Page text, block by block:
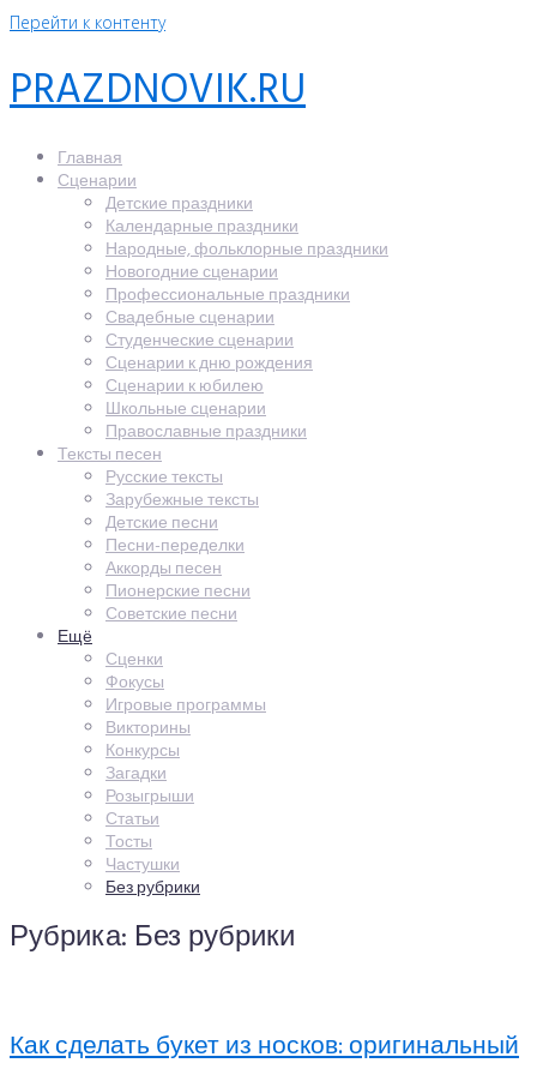
Перейти к контенту
PRAZDNOVIK.RU
Главная
Сценарии
Детские праздники
Календарные праздники
Народные, фольклорные праздники
Новогодние сценарии
Профессиональные праздники
Свадебные сценарии
Студенческие сценарии
Сценарии к дню рождения
Сценарии к юбилею
Школьные сценарии
Православные праздники
Тексты песен
Русские тексты
Зарубежные тексты
Детские песни
Песни-переделки
Аккорды песен
Пионерские песни
Советские песни
Ещё
Сценки
Фокусы
Игровые программы
Викторины
Конкурсы
Загадки
Розыгрыши
Статьи
Тосты
Частушки
Без рубрики
Рубрика: Без рубрики
Как сделать букет из носков: оригинальный